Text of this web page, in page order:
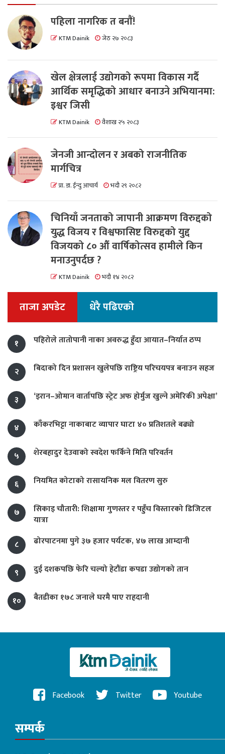
पहिला नागरिक त बनाैं!
KTM Dainik जेठ २७ २०८३
खेल क्षेत्रलाई उद्योगको रूपमा विकास गर्दै
आर्थिक समृद्धिको आधार बनाउने अभियानमा:
इश्वर जिसी
KTM Dainik वैशाख २५ २०८३
जेनजी आन्दोलन र अबको राजनीतिक
मार्गचित्र
प्रा. डा. ईन्दु आचार्य भदौ २९ २०८२
चिनियाँ जनताको जापानी आक्रमण विरुद्दको
युद्ध विजय र विश्वफासिष्ट विरुद्दको युद्द
विजयको ८० औं वार्षिकोत्सव हामीले किन
मनाउनुपर्दछ ?
KTM Dainik भदौ १४ २०८२
ताजा अपडेट धेरै पढिएको
१ पहिरोले तातोपानी नाका अवरुद्ध हुँदा आयात–निर्यात ठप्प
२ बिदाको दिन प्रशासन खुलेपछि राष्ट्रिय परिचयपत्र बनाउन सहज
३ ‘इरान–ओमान वार्तापछि स्ट्रेट अफ होर्मुज खुल्ने अमेरिकी अपेक्षा’
४ काँकरभिट्टा नाकाबाट व्यापार घाटा ४० प्रतिशतले बढ्यो
५ शेरबहादुर देउवाको स्वदेश फर्किने मिति परिवर्तन
६ नियमित कोटाको रासायनिक मल वितरण सुरु
७
सिकाइ चौतारी: शिक्षामा गुणस्तर र पहुँच विस्तारको डिजिटल
यात्रा
८
ढोरपाटनमा पुगे ३७ हजार पर्यटक, ४७ लाख आम्दानी
९ दुई दशकपछि फेरि चल्यो हेटौंडा कपडा उद्योगको तान
१० बैतडीका १७८ जनाले घरमै पाए राहदानी
Facebook Twitter Youtube
सम्पर्क